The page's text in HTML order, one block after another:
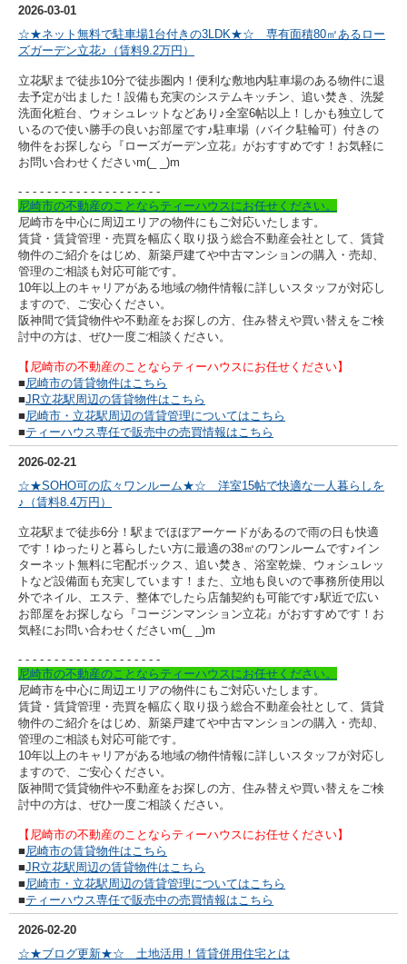
2026-03-01
☆★ネット無料で駐車場1台付きの3LDK★☆ 専有面積80㎡あるロー
ズガーデン立花♪（賃料9.2万円）
立花駅まで徒歩10分で徒歩圏内！便利な敷地内駐車場のある物件に退
去予定が出ました！設備も充実のシステムキッチン、追い焚き、洗髪
洗面化粧台、ウォシュレットなどあり♪全室6帖以上！しかも独立して
いるので使い勝手の良いお部屋です♪駐車場（バイク駐輪可）付きの
物件をお探しなら『ローズガーデン立花』がおすすめです！ お気軽に
お問い合わせくださいm(_ _)m
- - - - - - - - - - - - - - - - - - - -
尼崎市の不動産のことならティーハウスにお任せください。
尼崎市を中心に周辺エリアの物件にもご対応いたします。
賃貸・賃貸管理・売買を幅広く取り扱う総合不動産会社として、賃貸
物件のご紹介をはじめ、新築戸建てや中古マンションの購入・売却、
管理のご相談も対応可能です。
10年以上のキャリアがある地域の物件情報に詳しいスタッフが対応し
ますので、ご安心ください。
阪神間で賃貸物件や不動産をお探しの方、住み替えや買い替えをご検
討中の方は、ぜひ一度ご相談ください。
【尼崎市の不動産のことならティーハウスにお任せください】
■ 尼崎市の賃貸物件はこちら
■JR立花駅周辺の賃貸物件はこちら
■ 尼崎市・立花駅周辺の賃貸管理についてはこちら
■ティーハウス専任で販売中の売買情報はこちら
2026-02-21
☆★SOHO可の広々ワンルーム★☆ 洋室15帖で快適な一人暮らしを
♪（賃料8.4万円）
立花駅まで徒歩6分！駅までほぼアーケードがあるので雨の日も快適
です！ゆったりと暮らしたい方に最適の38㎡のワンルームです♪イン
ターネット無料に宅配ボックス、追い焚き、浴室乾燥、ウォシュレッ
トなど設備面も充実しています！また、立地も良いので事務所使用以
外でネイル、エステ、整体でしたら店舗契約も可能です♪駅近で広い
お部屋をお探しなら『コージンマンション立花』がおすすめです！ お
気軽にお問い合わせくださいm(_ _)m
- - - - - - - - - - - - - - - - - - - -
尼崎市の不動産のことならティーハウスにお任せください。
尼崎市を中心に周辺エリアの物件にもご対応いたします。
賃貸・賃貸管理・売買を幅広く取り扱う総合不動産会社として、賃貸
物件のご紹介をはじめ、新築戸建てや中古マンションの購入・売却、
管理のご相談も対応可能です。
10年以上のキャリアがある地域の物件情報に詳しいスタッフが対応し
ますので、ご安心ください。
阪神間で賃貸物件や不動産をお探しの方、住み替えや買い替えをご検
討中の方は、ぜひ一度ご相談ください。
【尼崎市の不動産のことならティーハウスにお任せください】
■ 尼崎市の賃貸物件はこちら
■JR立花駅周辺の賃貸物件はこちら
■ 尼崎市・立花駅周辺の賃貸管理についてはこちら
■ティーハウス専任で販売中の売買情報はこちら
2026-02-20
☆★ブログ更新★☆ 土地活用！賃貸併用住宅とは